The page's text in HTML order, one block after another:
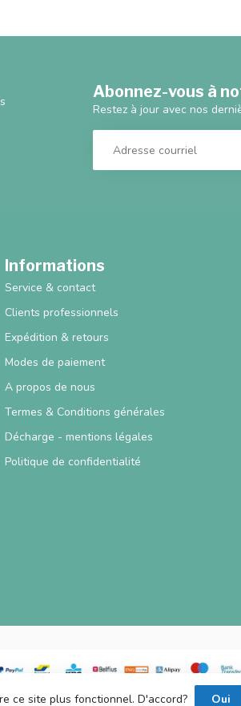
Abonnez-vous à
Restez à jour avec nos
Informations
Service & contact
Clients professionnels
Expédition & retours
Modes de paiement
A propos de nous
Termes & Conditions générales
Décharge - mentions légales
Politique de confidentialité
ce site plus fonctionnel. D'accord? Oui